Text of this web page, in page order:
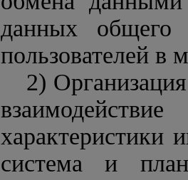
данных общего
пользователей в
2)
характеристики
система и